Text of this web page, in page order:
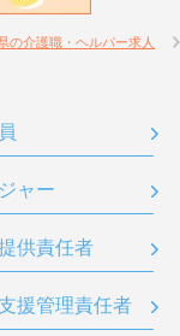
の介護職・ヘルパー求人
ャー
供責任者
援管理責任者